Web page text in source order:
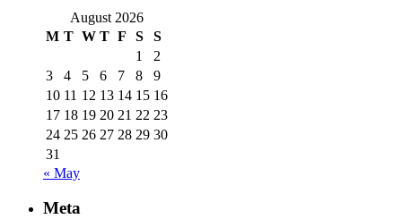
August 2026
M T W T F S
S
1
2
3
4 5 6 7 8
9
10 11 12 13 14 15 16
17 18 19 20 21 22 23
24 25 26 27 28 29 30
31
« May
Meta